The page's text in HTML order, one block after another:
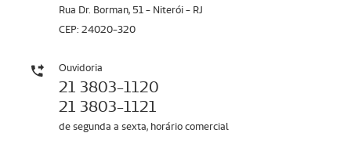
Rua Dr. Borman, 51 - Niterói - RJ
CEP: 24020-320
Ouvidoria
21 3803-1120
21 3803-1121
de segunda a sexta, horário comercial